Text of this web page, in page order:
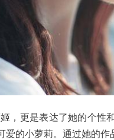
，更是表达了她的个性
的小萝莉。通过她的作